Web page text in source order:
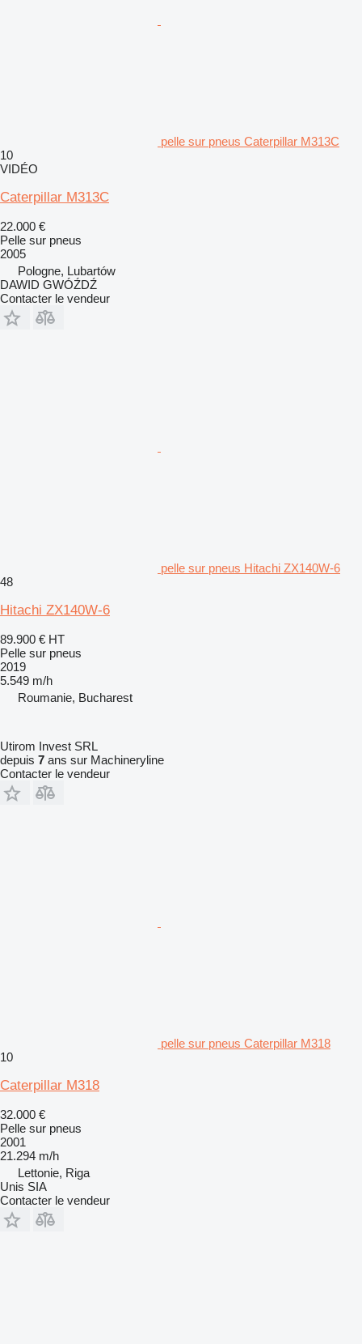
pelle sur pneus Caterpillar M313C
10
VIDÉO
Caterpillar M313C
22.000 €
Pelle sur pneus
2005
Pologne, Lubartów
DAWID GWÓŹDŹ
Contacter le vendeur
pelle sur pneus Hitachi ZX140W-6
48
Hitachi ZX140W-6
89.900 € HT
Pelle sur pneus
2019
5.549 m/h
Roumanie, Bucharest
Utirom Invest SRL
depuis 7 ans sur Machineryline
Contacter le vendeur
pelle sur pneus Caterpillar M318
10
Caterpillar M318
32.000 €
Pelle sur pneus
2001
21.294 m/h
Lettonie, Riga
Unis SIA
Contacter le vendeur